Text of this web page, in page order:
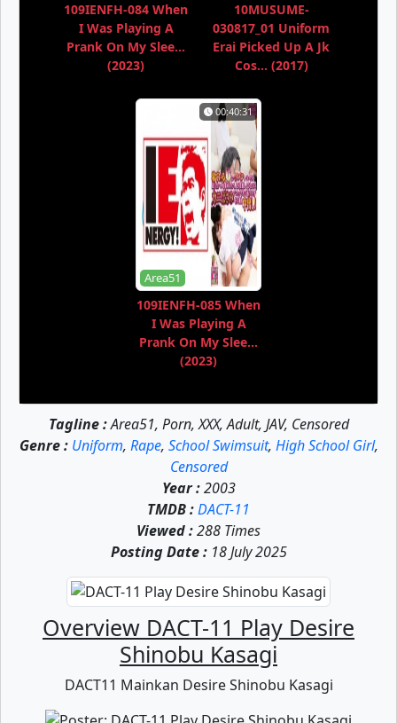
109IENFH-084 When
I Was Playing A
Prank On My Slee...
(2023)
10MUSUME-
030817_01 Uniform
Erai Picked Up A Jk
Cos... (2017)
00:40:31
Area51
109IENFH-085 When
I Was Playing A
Prank On My Slee...
(2023)
Tagline :Area51, Porn, XXX, Adult, JAV, Censored
Genre : Uniform, Rape, School Swimsuit, High School Girl,
Censored
Year :2003
TMDB :DACT-11
Viewed :288 Times
Posting Date :18 July 2025
Overview DACT-11 Play Desire
Shinobu Kasagi
DACT11 Mainkan Desire Shinobu Kasagi